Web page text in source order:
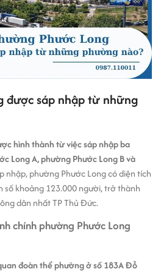
được sáp nhập từ những
hình thành từ việc sáp nhập ba
Long A, phường Phước Long B và
nhập, phường Phước Long có diện tích
số khoảng 123.000 người, trở thành
dân nhất TP Thủ Đức.
chính phường Phước Long
đoàn thể phường ở số 183A Đỗ